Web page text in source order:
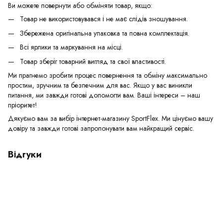
Ви можете повернути або обміняти товар, якщо:
Товар не використовувався і не має слідів зношування.
Збережена оригінальна упаковка та повна комплектація.
Всі ярлики та маркування на місці.
Товар зберіг товарний вигляд та свої властивості.
Ми прагнемо зробити процес повернення та обміну максимально
простим, зручним та безпечним для вас. Якщо у вас виникли
питання, ми завжди готові допомогти вам. Ваші інтереси – наш
пріоритет!
Дякуємо вам за вибір інтернет-магазину SportFlex. Ми цінуємо вашу
довіру та завжди готові запропонувати вам найкращий сервіс.
Відгуки